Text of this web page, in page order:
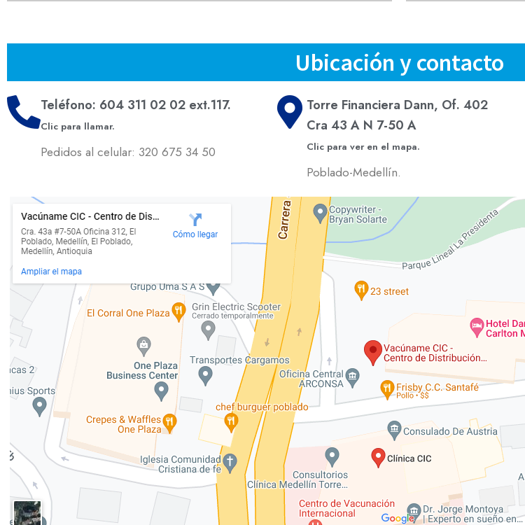
Ubicación y contacto
Teléfono: 604 311 02 02 ext.117.
Clic para llamar.
Pedidos al celular: 320 675 34 50
Torre Financiera Dann, Of. 402
Cra 43 A N 7-50 A
Clic para ver en el mapa.
Poblado-Medellín.